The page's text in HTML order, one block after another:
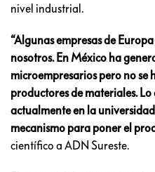
nivel industrial.
“Algunas empresas de
nosotros. En México ha
microempresarios pero no se
productores de materiales.
actualmente en la
mecanismo para poner el
científico a ADN Sureste.